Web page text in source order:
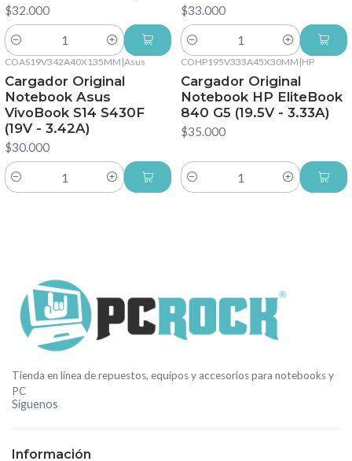
$32.000
Cantidad
$33.000
Cantidad
COAS19V342A40X135MM |Asus
Cargador Original
Notebook Asus
VivoBook S14 S430F
(19V - 3.42A)
$30.000
Cantidad
COHP195V333A45X30MM |HP
Cargador Original
Notebook HP EliteBook
840 G5 (19.5V - 3.33A)
$35.000
Cantidad
Tienda en línea de repuestos, equipos y accesorios para notebooks y
PC
Síguenos
Información